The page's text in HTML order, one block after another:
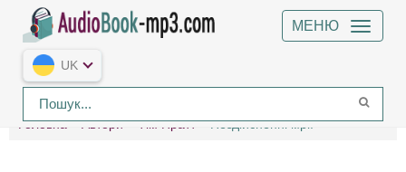
МЕНЮ
UK
Головна Автори Тім Пратт Нездійсненні мрії